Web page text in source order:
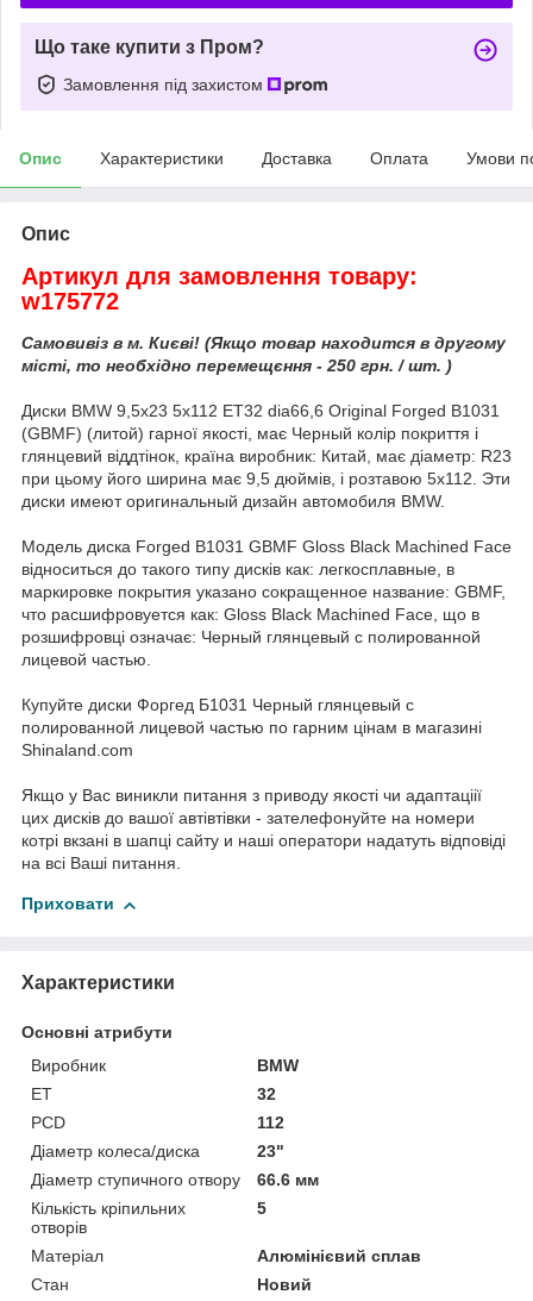
Що таке купити з Пром?
Замовлення під захистом
Опис Характеристики Доставка Оплата Умови
Опис
Артикул для замовлення товару:
w175772
Самовивіз в м. Києві! (Якщо товар находится в другому
місті, то необхідно перемещєння - 250 грн. / шт. )
Диски BMW 9,5x23 5x112 ET32 dia66,6 Original Forged B1031
(GBMF) (литой) гарної якості, має Черный колір покриття і
глянцевий віддтінок, країна виробник: Китай, має діаметр: R23
при цьому його ширина має 9,5 дюймів, і розтавою 5x112. Эти
диски имеют оригинальный дизайн автомобиля BMW.
Модель диска Forged B1031 GBMF Gloss Black Machined Face
відноситься до такого типу дисків как: легкосплавные, в
маркировке покрытия указано сокращенное название: GBMF,
что расшифровуется как: Gloss Black Machined Face, що в
розшифровці означає: Черный глянцевый с полированной
лицевой частью.
Купуйте диски Форгед Б1031 Черный глянцевый с
полированной лицевой частью по гарним цінам в магазині
Shinaland.com
Якщо у Вас виникли питання з приводу якості чи адаптаціії
цих дисків до вашої автівтівки - зателефонуйте на номери
котрі вкзані в шапці сайту и наші оператори надатуть відповіді
на всі Ваші питання.
Приховати
Характеристики
Основні атрибути
Виробник
BMW
ET
32
PCD
112
Діаметр колеса/диска
23"
Діаметр ступичного отвору
66.6 мм
Кількість кріпильних
отворів
5
Матеріал
Алюмінієвий сплав
Стан
Новий